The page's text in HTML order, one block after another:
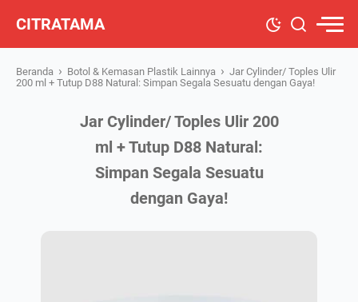
CITRATAMA
Beranda › Botol & Kemasan Plastik Lainnya › Jar Cylinder/ Toples Ulir
200 ml + Tutup D88 Natural: Simpan Segala Sesuatu dengan Gaya!
Jar Cylinder/ Toples Ulir 200
ml + Tutup D88 Natural:
Simpan Segala Sesuatu
dengan Gaya!